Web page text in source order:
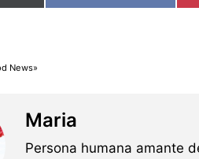
News»
Maria
Persona humana amante